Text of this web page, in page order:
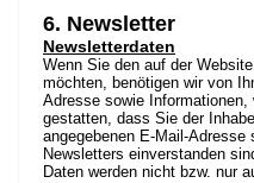
6. Newsletter
Newsletterdaten
Wenn Sie den auf der
möchten, benötigen wir von
Adresse sowie
gestatten, dass Sie der
angegebenen E-Mail-
Newsletters einverstanden
Daten werden nicht bzw. nur